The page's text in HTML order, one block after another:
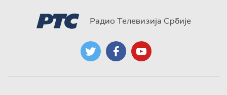
Радио Телевизија Србије